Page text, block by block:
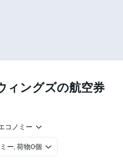
ィングズ​の航空券
コノミー
ー, 荷物0個